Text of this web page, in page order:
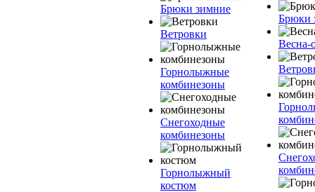
Брюки зимние
Ветровки
Горнолыжные
комбинезоны
Снегоходные
комбинезоны
Горнолыжный
костюм
Брюки
Весна-